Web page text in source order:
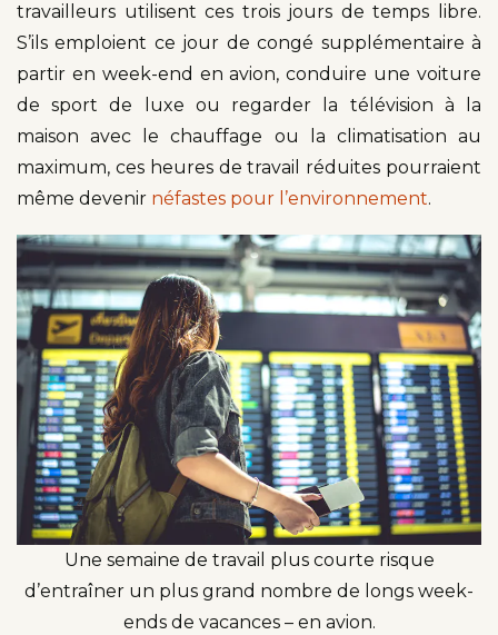
travailleurs utilisent ces trois jours de temps libre.
S’ils emploient ce jour de congé supplémentaire à
partir en week-end en avion, conduire une voiture
de sport de luxe ou regarder la télévision à la
maison avec le chauffage ou la climatisation au
maximum, ces heures de travail réduites pourraient
même devenir néfastes pour l’environnement.
Une semaine de travail plus courte risque
d’entraîner un plus grand nombre de longs week-
ends de vacances – en avion.